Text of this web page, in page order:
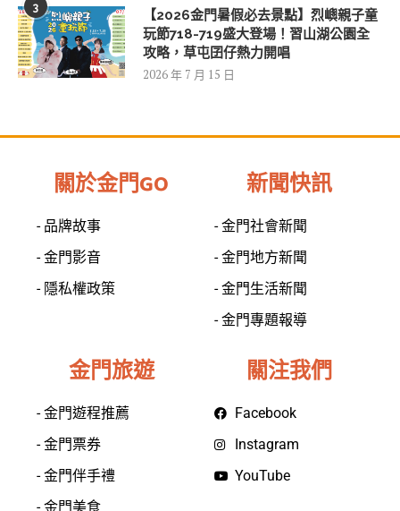
3
【2026金門暑假必去景點】烈嶼親子童
玩節718-719盛大登場！習山湖公園全
攻略，草屯囝仔熱力開唱
2026 年 7 月 15 日
關於金門GO
- 品牌故事
- 金門影音
- 隱私權政策
新聞快訊
- 金門社會新聞
- 金門地方新聞
- 金門生活新聞
- 金門專題報導
金門旅遊
- 金門遊程推薦
- 金門票券
- 金門伴手禮
- 金門美食
關注我們
Facebook
Instagram
YouTube